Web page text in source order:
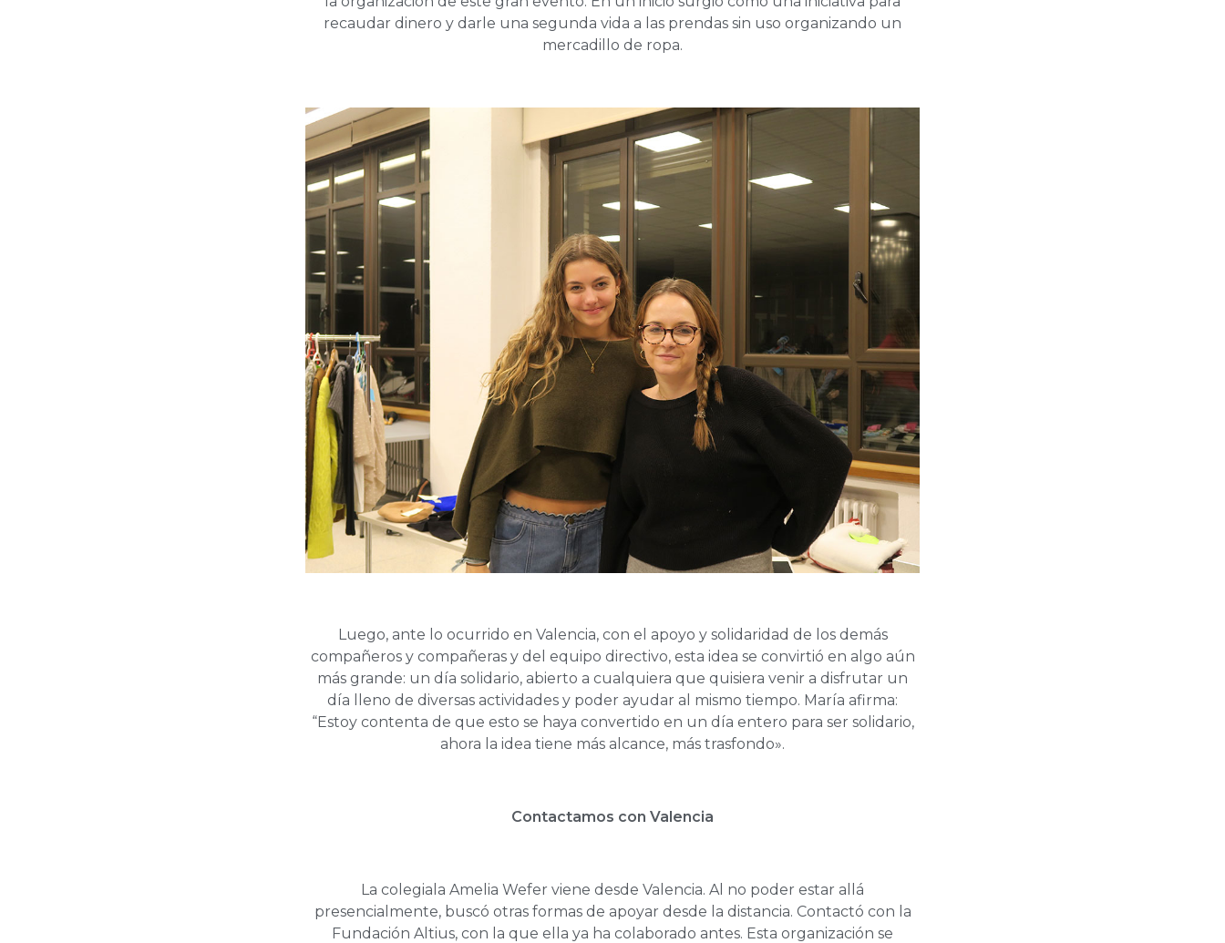
recaudar dinero y darle una segunda vida a las prendas sin uso organizando un
mercadillo de ropa.
Luego, ante lo ocurrido en Valencia, con el apoyo y solidaridad de los demás
compañeros y compañeras y del equipo directivo, esta idea se convirtió en algo aún
más grande: un día solidario, abierto a cualquiera que quisiera venir a disfrutar un
día lleno de diversas actividades y poder ayudar al mismo tiempo. María afirma:
“Estoy contenta de que esto se haya convertido en un día entero para ser solidario,
ahora la idea tiene más alcance, más trasfondo».
Contactamos con Valencia
La colegiala Amelia Wefer viene desde Valencia. Al no poder estar allá
presencialmente, buscó otras formas de apoyar desde la distancia. Contactó con la
Fundación Altius, con la que ella ya ha colaborado antes. Esta organización se